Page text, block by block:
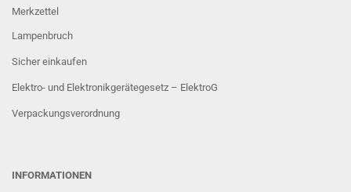
Merkzettel
Lampenbruch
Sicher einkaufen
Elektro- und Elektronikgerätegesetz – ElektroG
Verpackungsverordnung
INFORMATIONEN